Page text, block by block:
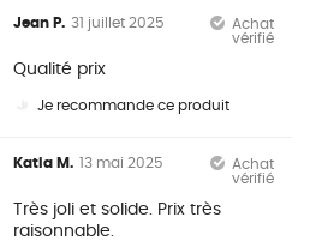
Jean P. 31 juillet 2025
Achat
vérifié
Qualité prix
Je recommande ce produit
Katia M. 13 mai 2025
Achat
vérifié
Très joli et solide. Prix très
raisonnable.